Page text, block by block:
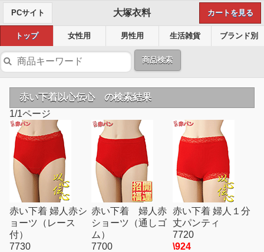
PCサイト 大塚衣料 カートを見る
トップ 女性用 男性用 生活雑貨 ブランド別
商品検索
赤い下着以心伝心 の検索結果
1/1ページ
赤い下着 婦人赤シ
ョーツ（レース
付）
7730
赤い下着 婦人赤
ショーツ（通しゴ
ム）
7700
赤い下着 婦人１分
丈パンティ
7720
\924